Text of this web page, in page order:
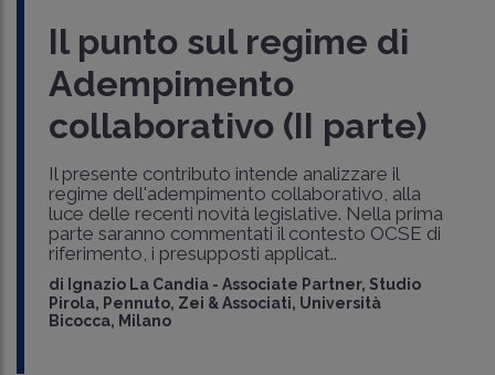
Il punto sul regime di
Adempimento
collaborativo (II parte)
Il presente contributo intende analizzare il
regime dell'adempimento collaborativo, alla
luce delle recenti novità legislative. Nella prima
parte saranno commentati il contesto OCSE di
riferimento, i presupposti applicat..
di Ignazio La Candia - Associate Partner, Studio
Pirola, Pennuto, Zei & Associati, Università
Bicocca, Milano